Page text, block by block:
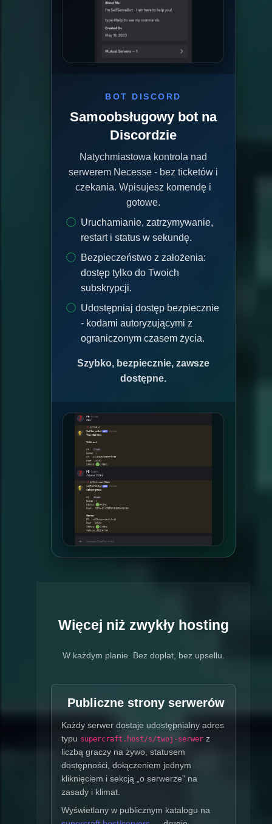
BOT DISCORD
Samoobsługowy bot na
Discordzie
Natychmiastowa kontrola nad
serwerem Necesse - bez ticketów i
czekania. Wpisujesz komendę i
gotowe.
Uruchamianie, zatrzymywanie,
restart i status w sekundę.
Bezpieczeństwo z założenia:
dostęp tylko do Twoich
subskrypcji.
Udostępniaj dostęp bezpiecznie
- kodami autoryzującymi z
ograniczonym czasem życia.
Szybko, bezpiecznie, zawsze
dostępne.
Więcej niż zwykły hosting
W każdym planie. Bez dopłat, bez upsellu.
Publiczne strony serwerów
Każdy serwer dostaje udostępnialny adres
typu supercraft.host/s/twoj-serwer z
liczbą graczy na żywo, statusem
dostępności, dołączeniem jednym
kliknięciem i sekcją „o serwerze” na
zasady i klimat.
Wyświetlany w publicznym katalogu na